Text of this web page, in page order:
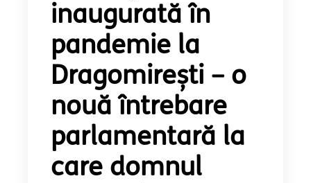
inaugurată în
pandemie la
Dragomireşti – o
nouă întrebare
parlamentară la
care domnul